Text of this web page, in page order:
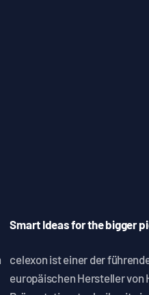
Smart Ideas for the bigger
celexon ist einer der
europäischen Hersteller von